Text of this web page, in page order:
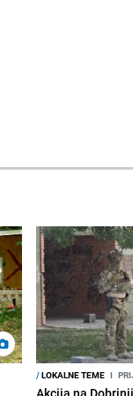
/LOKALNE TEME I